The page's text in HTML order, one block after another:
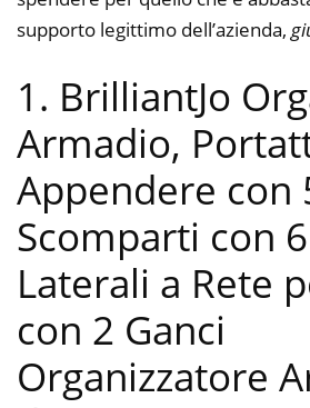
supporto legittimo dell’azienda,
1. BrilliantJo
Armadio,
Appendere con
Scomparti con
Laterali a Rete
con 2 Ganci
Organizzatore